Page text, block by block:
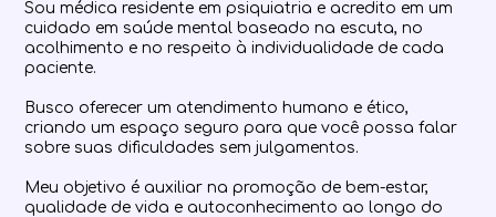
Sou médica residente em psiquiatria e acredito em um
cuidado em saúde mental baseado na escuta, no
acolhimento e no respeito à individualidade de cada
paciente.
Busco oferecer um atendimento humano e ético,
criando um espaço seguro para que você possa falar
sobre suas dificuldades sem julgamentos.
Meu objetivo é auxiliar na promoção de bem-estar,
qualidade de vida e autoconhecimento ao longo do